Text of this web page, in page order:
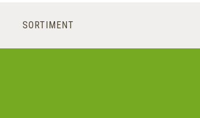
SORTIMENT